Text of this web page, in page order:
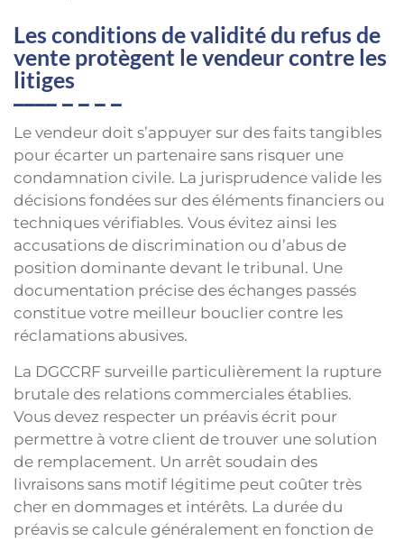
Les conditions de validité du refus de
vente protègent le vendeur contre les
litiges
Le vendeur doit s’appuyer sur des faits tangibles
pour écarter un partenaire sans risquer une
condamnation civile. La jurisprudence valide les
décisions fondées sur des éléments financiers ou
techniques vérifiables. Vous évitez ainsi les
accusations de discrimination ou d’abus de
position dominante devant le tribunal. Une
documentation précise des échanges passés
constitue votre meilleur bouclier contre les
réclamations abusives.
La DGCCRF surveille particulièrement la rupture
brutale des relations commerciales établies.
Vous devez respecter un préavis écrit pour
permettre à votre client de trouver une solution
de remplacement. Un arrêt soudain des
livraisons sans motif légitime peut coûter très
cher en dommages et intérêts. La durée du
préavis se calcule généralement en fonction de